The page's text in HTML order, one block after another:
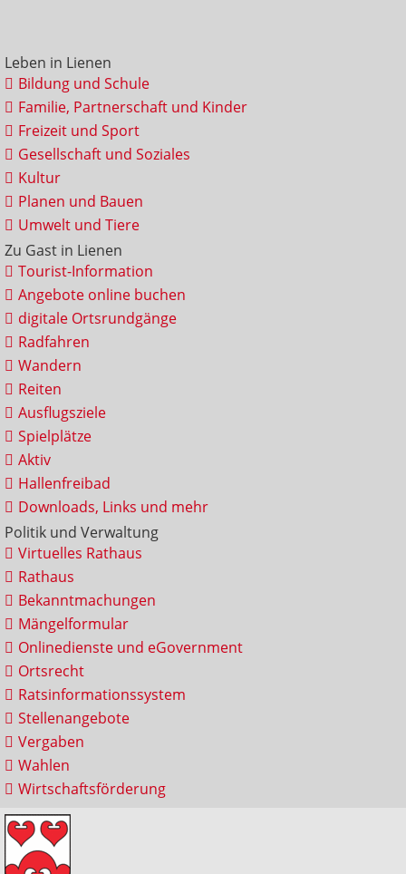
Leben in Lienen
Bildung und Schule
Familie, Partnerschaft und Kinder
Freizeit und Sport
Gesellschaft und Soziales
Kultur
Planen und Bauen
Umwelt und Tiere
Zu Gast in Lienen
Tourist-Information
Angebote online buchen
digitale Ortsrundgänge
Radfahren
Wandern
Reiten
Ausflugsziele
Spielplätze
Aktiv
Hallenfreibad
Downloads, Links und mehr
Politik und Verwaltung
Virtuelles Rathaus
Rathaus
Bekanntmachungen
Mängelformular
Onlinedienste und eGovernment
Ortsrecht
Ratsinformationssystem
Stellenangebote
Vergaben
Wahlen
Wirtschaftsförderung